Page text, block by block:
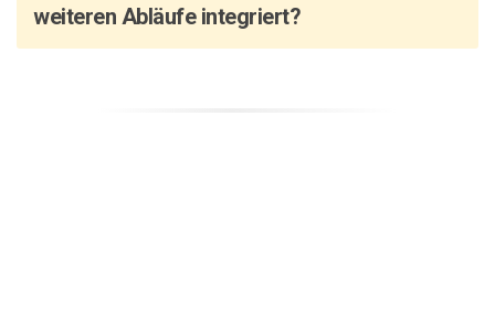
weiteren Abläufe integriert?